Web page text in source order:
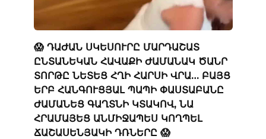
😱 ԴԱԺԱՆ ՍԿԵՍՈՒՐԸ ՄԱՐԴԱՇԱՏ
ԸՆՏԱՆԵԿԱՆ ՀԱՎԱՔԻ ԺԱՄԱՆԱԿ ԾԱՆՐ
ՏՈՐԹԸ ՆԵՏԵՑ ՀՂԻ ՀԱՐՍԻ ՎՐԱ… ԲԱՅՑ
ԵՐԲ ՀԱՆԳՈՒՑՅԱԼ ՊԱՊԻ ՓԱՍՏԱԲԱՆԸ
ԺԱՄԱՆԵՑ ԳԱՂՏՆԻ ԿՏԱԿՈՎ, ՆԱ
ՀՐԱՄԱՅԵՑ ԱՆՄԻՋԱՊԵՍ ԿՈՂՊԵԼ
ՃԱՇԱՍԵՆՅԱԿԻ ԴՌՆԵՐԸ 😱